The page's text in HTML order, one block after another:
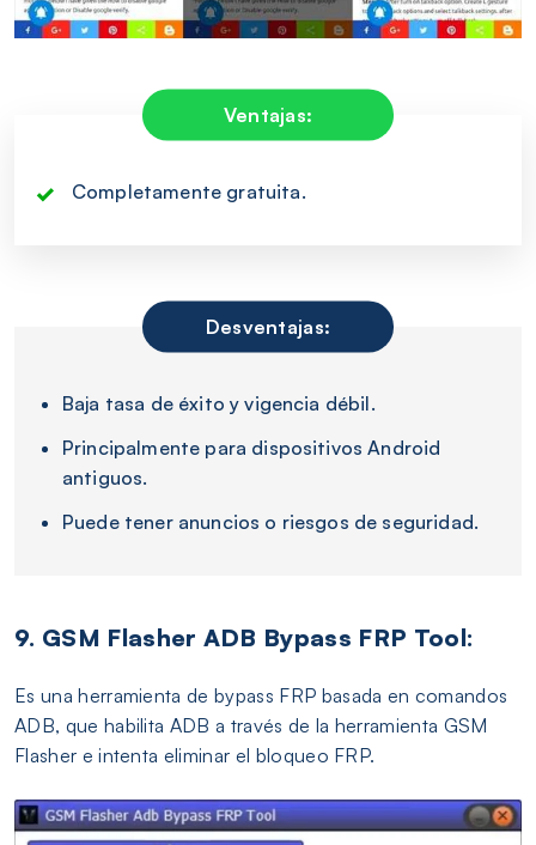
Ventajas:
Completamente gratuita.
Desventajas:
Baja tasa de éxito y vigencia débil.
Principalmente para dispositivos Android
antiguos.
Puede tener anuncios o riesgos de seguridad.
9. GSM Flasher ADB Bypass FRP Tool:
Es una herramienta de bypass FRP basada en comandos
ADB, que habilita ADB a través de la herramienta GSM
Flasher e intenta eliminar el bloqueo FRP.